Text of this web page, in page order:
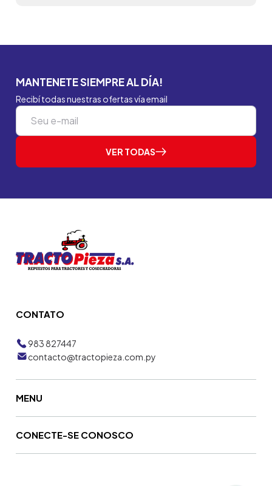
MANTENETE SIEMPRE AL DÍA!
Recibí todas nuestras ofertas vía email
VER TODAS
CONTATO
983 827447
contacto@tractopieza.com.py
MENU
CONECTE-SE CONOSCO